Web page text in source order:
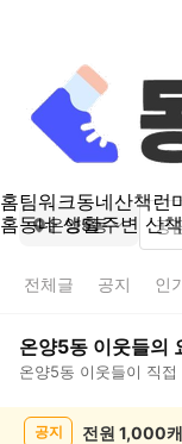
홈팀워크동네산책런
홈동네 생활주변 산책
온양5동
전체글 공지 인
온양5동 이웃들의
온양5동 이웃들이 직접
공지 전원 1,000